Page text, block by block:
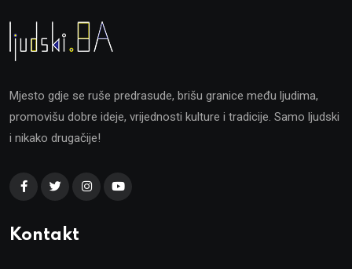
Mjesto gdje se ruše predrasude, brišu granice među ljudima,
promovišu dobre ideje, vrijednosti kulture i tradicije. Samo ljudski
i nikako drugačije!
Kontakt